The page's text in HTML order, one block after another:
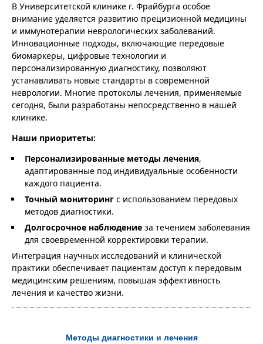
В Университетской клинике г. Фрайбурга особое
внимание уделяется развитию прецизионной медицины
и иммунотерапии неврологических заболеваний.
Инновационные подходы, включающие передовые
биомаркеры, цифровые технологии и
персонализированную диагностику, позволяют
устанавливать новые стандарты в современной
неврологии. Многие протоколы лечения, применяемые
сегодня, были разработаны непосредственно в нашей
клинике.
Наши приоритеты:
Персонализированные методы лечения,
адаптированные под индивидуальные особенности
каждого пациента.
Точный мониторинг с использованием передовых
методов диагностики.
Долгосрочное наблюдение за течением заболевания
для своевременной корректировки терапии.
Интеграция научных исследований и клинической
практики обеспечивает пациентам доступ к передовым
медицинским решениям, повышая эффективность
лечения и качество жизни.
Методы диагностики и лечения